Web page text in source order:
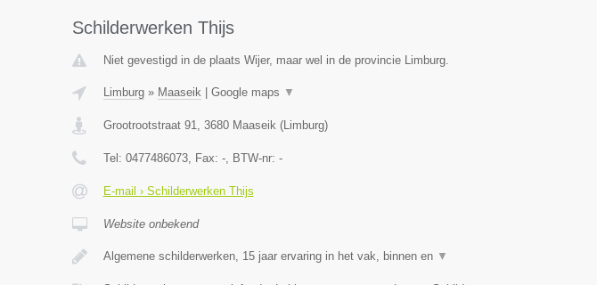
Schilderwerken Thijs
Niet gevestigd in de plaats Wijer, maar wel in de provincie Limburg.
Limburg» Maaseik| Google maps ▼
Grootrootstraat 91, 3680 Maaseik(Limburg)
Tel: 0477486073, Fax: -, BTW-nr: -
E-mail › Schilderwerken Thijs
Website onbekend
Algemene schilderwerken, 15 jaar ervaring in het vak, binnen en ▼